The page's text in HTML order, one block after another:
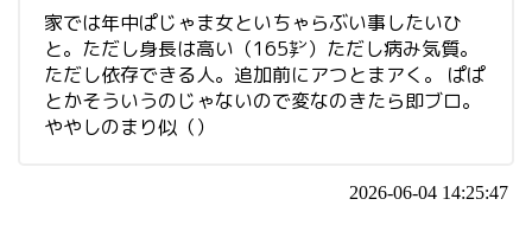
家では年中ぱじゃま女といちゃらぶい事したいひ
と。ただし身長は高い（165㌢）ただし病み気質。
ただし依存できる人。追加前にアつとまアく。 ぱぱ
とかそういうのじゃないので変なのきたら即ブロ。
ややしのまり似（）
2026-06-04 14:25:47